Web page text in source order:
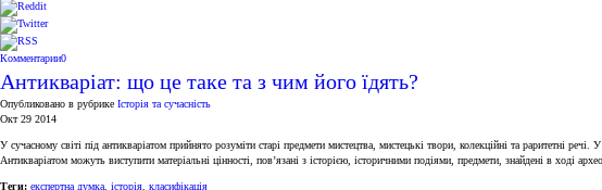
Комментарии0
Антикваріат: що це таке та з чим його їдять?
Опубликовано в рубрике Історія та сучасність
Окт 29 2014
У сучасному світі під антикваріатом прийнято розуміти старі предмети мистецтва, мистецькі твори, колекційні та раритетні
Антикваріатом можуть виступити матеріальні цінності, пов’язані з історією, історичними подіями, предмети, знайдені в ході
Теги: експертна думка історія класифікація